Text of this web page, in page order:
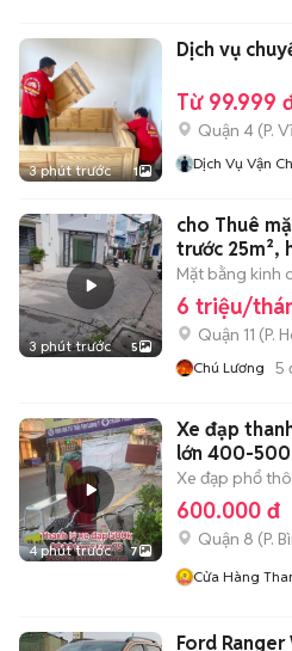
3 phút trước 1
Dịch vụ
Từ 99.999
Quận 4 (P.
Dịch Vụ Vận
3 phút trước 5
cho Thuê
trước 25m²,
Mặt bằng kinh
6 triệu/
Quận 11 (P.
Chú Lương 5
4 phút trước 7
Xe đạp
lớn 400-
Xe đạp phổ
600.000 đ
Quận 8 (P.
Cửa Hàng
Ford